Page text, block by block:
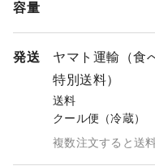
容量
発送
ヤマト運輸（食
特別送料）
送料
クール便（冷蔵）
複数注文すると送